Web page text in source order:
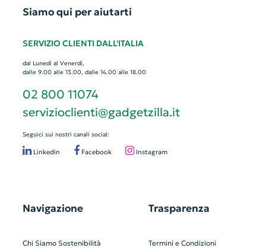
Siamo qui per aiutarti
SERVIZIO CLIENTI DALL'ITALIA
dal Lunedì al Venerdì,
dalle 9.00 alle 13.00, dalle 14.00 alle 18.00
02 800 11074
servizioclienti@gadgetzilla.it
Seguici sui nostri canali social:
Linkedin Facebook Instagram
Navigazione
Chi Siamo Sostenibilità
Trasparenza
Termini e Condizioni